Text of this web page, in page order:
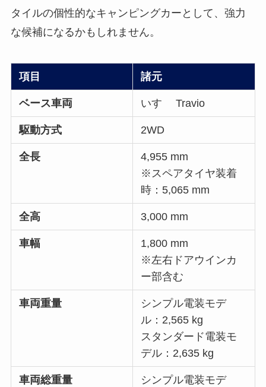
タイルの個性的なキャンピングカーとして、強力
な候補になるかもしれません。
項目 諸元
ベース車両 いすゞ Travio
駆動方式 2WD
全長
4,955 mm
※スペアタイヤ装着
時：5,065 mm
全高 3,000 mm
車幅
1,800 mm
※左右ドアウインカ
ー部含む
車両重量
シンプル電装モデ
ル：2,565 kg
スタンダード電装モ
デル：2,635 kg
車両総重量
シンプル電装モデ